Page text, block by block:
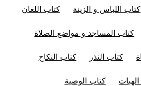
كتاب اللباس و الزينة كتاب اللعان
كتاب المساجد و مواضع الصلاة
كتاب النذر كتاب النكاح
كتاب الوصية